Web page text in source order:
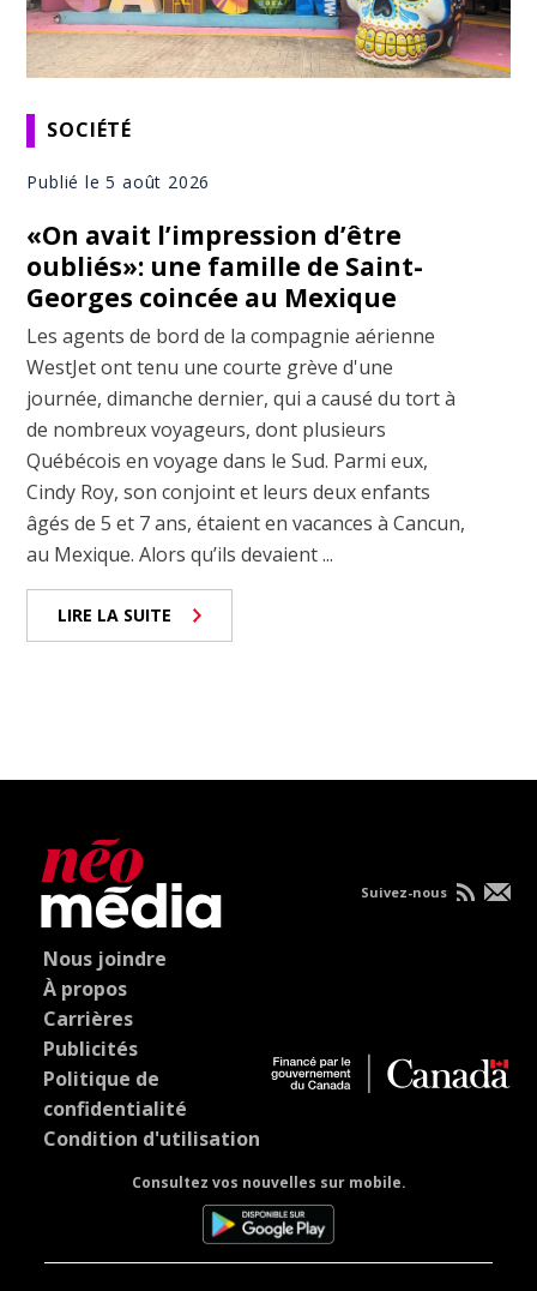
SOCIÉTÉ
Publié le 5 août 2026
«On avait l’impression d’être
oubliés»: une famille de Saint-
Georges coincée au Mexique
Les agents de bord de la compagnie aérienne
WestJet ont tenu une courte grève d'une
journée, dimanche dernier, qui a causé du tort à
de nombreux voyageurs, dont plusieurs
Québécois en voyage dans le Sud. Parmi eux,
Cindy Roy, son conjoint et leurs deux enfants
âgés de 5 et 7 ans, étaient en vacances à Cancun,
au Mexique. Alors qu’ils devaient ...
LIRE LA SUITE
Nous joindre
À propos
Carrières
Publicités
Politique de
confidentialité
Condition d'utilisation
Consultez vos nouvelles sur mobile.
Suivez-nous